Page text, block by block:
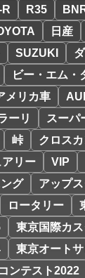
R R35
日産
SUZUKI
ビー・エム・
メリカ車
ーリ スーパ
峠 クロス
リー VIP
グ アップ
ロータリー
東京国際カ
東京オート
ンテスト2022